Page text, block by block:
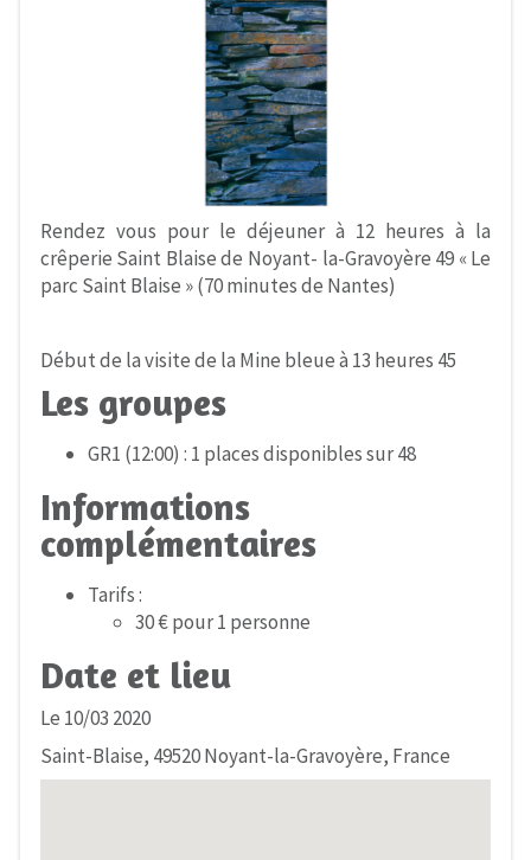
Rendez vous pour le déjeuner à 12 heures à la
crêperie Saint Blaise de Noyant- la-Gravoyère 49 « Le
parc Saint Blaise » (70 minutes de Nantes)
Début de la visite de la Mine bleue à 13 heures 45
Les groupes
GR1 (12:00) : 1 places disponibles sur 48
Informations
complémentaires
Tarifs :
30 € pour 1 personne
Date et lieu
Le 10/03 2020
Saint-Blaise, 49520 Noyant-la-Gravoyère, France